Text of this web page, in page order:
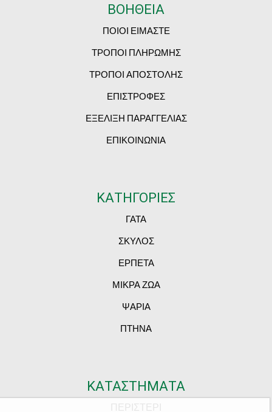
ΒΟΗΘΕΙΑ
ΠΟΙΟΙ ΕΙΜΑΣΤΕ
ΤΡΟΠΟΙ ΠΛΗΡΩΜΗΣ
ΤΡΟΠΟΙ ΑΠΟΣΤΟΛΗΣ
ΕΠΙΣΤΡΟΦΕΣ
ΕΞΕΛΙΞΗ ΠΑΡΑΓΓΕΛΙΑΣ
ΕΠΙΚΟΙΝΩΝΙΑ
ΚΑΤΗΓΟΡΙΕΣ
ΓΑΤΑ
ΣΚΥΛΟΣ
ΕΡΠΕΤΑ
ΜΙΚΡΑ ΖΩΑ
ΨΑΡΙΑ
ΠΤΗΝΑ
ΚΑΤΑΣΤΗΜΑΤΑ